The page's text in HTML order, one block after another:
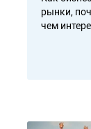
рынки,
чем